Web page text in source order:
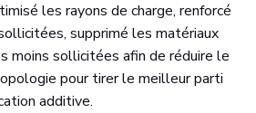
les rayons de charge, renforcé
supprimé les matériaux
moins sollicitées afin de réduire le
pour tirer le meilleur parti
additive.